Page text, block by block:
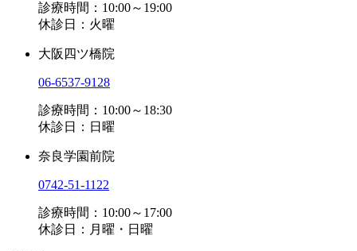
診療時間：10:00～19:00
休診日：火曜
大阪四ツ橋院
06-6537-9128
診療時間：10:00～18:30
休診日：日曜
奈良学園前院
0742-51-1122
診療時間：10:00～17:00
休診日：月曜・日曜